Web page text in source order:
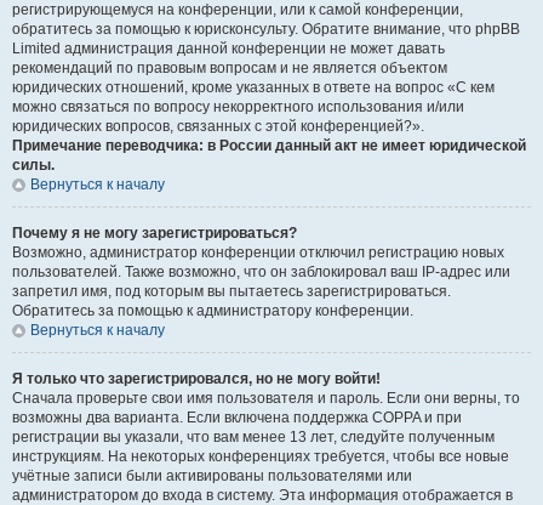
регистрирующемуся на конференции, или к самой конференции,
обратитесь за помощью к юрисконсульту. Обратите внимание, что phpBB
Limited администрация данной конференции не может давать
рекомендаций по правовым вопросам и не является объектом
юридических отношений, кроме указанных в ответе на вопрос «С кем
можно связаться по вопросу некорректного использования и/или
юридических вопросов, связанных с этой конференцией?».
Примечание переводчика: в России данный акт не имеет юридической
силы.
Вернуться к началу
Почему я не могу зарегистрироваться?
Возможно, администратор конференции отключил регистрацию новых
пользователей. Также возможно, что он заблокировал ваш IP-адрес или
запретил имя, под которым вы пытаетесь зарегистрироваться.
Обратитесь за помощью к администратору конференции.
Вернуться к началу
Я только что зарегистрировался, но не могу войти!
Сначала проверьте свои имя пользователя и пароль. Если они верны, то
возможны два варианта. Если включена поддержка COPPA и при
регистрации вы указали, что вам менее 13 лет, следуйте полученным
инструкциям. На некоторых конференциях требуется, чтобы все новые
учётные записи были активированы пользователями или
администратором до входа в систему. Эта информация отображается в